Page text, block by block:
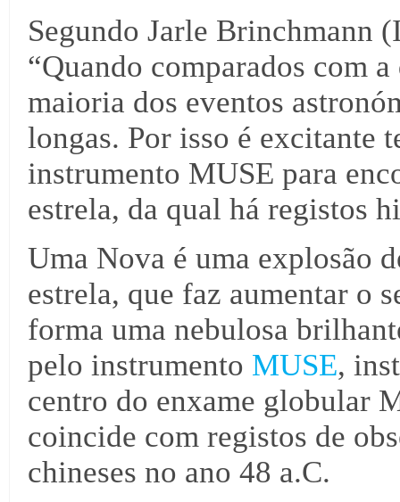
Segundo Jarle Brinchmann
“Quando comparados com
maioria dos eventos
longas. Por isso é excitante
instrumento MUSE para
estrela, da qual há registos
Uma Nova é uma explosão
estrela, que faz aumentar o
forma uma nebulosa
pelo instrumento MUSE,
centro do enxame globular
coincide com registos de
chineses no ano 48 a.C.